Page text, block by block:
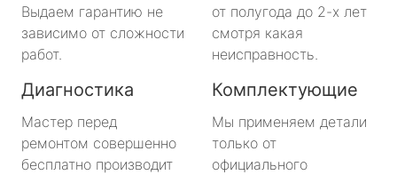
Выдаем гарантию не
зависимо от сложности
работ.
от полугода до 2-х лет
смотря какая
неисправность.
Диагностика
Мастер перед
ремонтом совершенно
бесплатно производит
Комплектующие
Мы применяем детали
только от
официального